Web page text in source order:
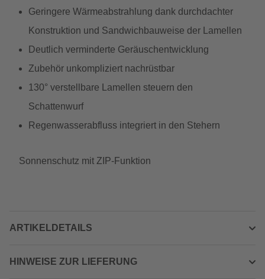
Geringere Wärmeabstrahlung dank durchdachter
Konstruktion und Sandwichbauweise der Lamellen
Deutlich verminderte Geräuschentwicklung
Zubehör unkompliziert nachrüstbar
130° verstellbare Lamellen steuern den
Schattenwurf
Regenwasserabfluss integriert in den Stehern
Sonnenschutz mit ZIP-Funktion
ARTIKELDETAILS
HINWEISE ZUR LIEFERUNG